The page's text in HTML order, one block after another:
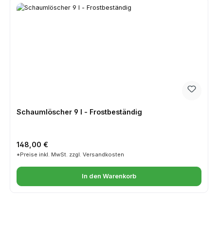
Schaumlöscher 9 l - Frostbeständig
Regulärer Preis:
148,00 €
*Preise inkl. MwSt. zzgl. Versandkosten
In den Warenkorb